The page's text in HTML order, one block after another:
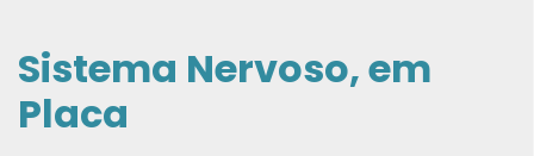
Sistema Nervoso, em
Placa